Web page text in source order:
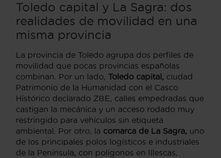
Toledo capital y La Sagra: dos
realidades de movilidad en una
misma provincia
La provincia de Toledo agrupa dos perfiles de
movilidad que pocas provincias españolas
combinan. Por un lado, Toledo capital, ciudad
Patrimonio de la Humanidad con el Casco
Histórico declarado ZBE, calles empedradas que
castigan la mecánica y un acceso rodado muy
restringido para vehículos sin etiqueta
ambiental. Por otro, la comarca de La Sagra, uno
de los principales polos logísticos e industriales
de la Península, con polígonos en Illescas,